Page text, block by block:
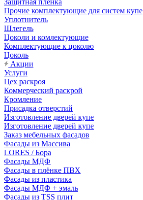
Защитная пленка
Прочие комплектующие для систем купе
Уплотнитель
Шлегель
Цоколи и комлектующие
Комплектующие к цоколю
Цоколь
Акции
Услуги
Цех раскроя
Коммерческий раскрой
Кромление
Присадка отверстий
Изготовление дверей купе
Изготовление дверей купе
Заказ мебельных фасадов
Фасады из Массива
LORES / Бора
Фасады МДФ
Фасады в плёнке ПВХ
Фасады из пластика
Фасады МДФ + эмаль
Фасады из TSS плит